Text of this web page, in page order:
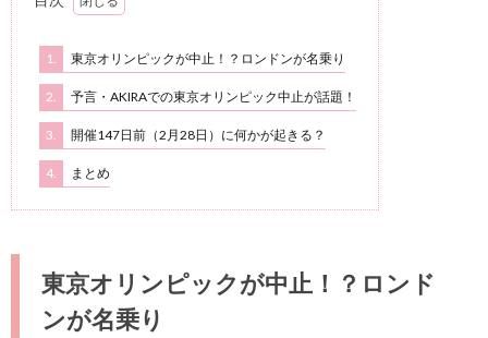
1. 東京オリンピックが中止！？ロンドンが名乗り
2. 予言・AKIRAでの東京オリンピック中止が話題！
3. 開催147日前（2月28日）に何かが起きる？
4. まとめ
東京オリンピックが中止！？ロンド
ンが名乗り